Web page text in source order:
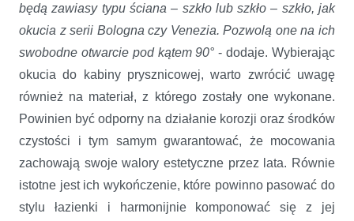
będą zawiasy typu ściana – szkło lub szkło – szkło, jak
okucia z serii Bologna czy Venezia. Pozwolą one na ich
swobodne otwarcie pod kątem 90° - dodaje. Wybierając
okucia do kabiny prysznicowej, warto zwrócić uwagę
również na materiał, z którego zostały one wykonane.
Powinien być odporny na działanie korozji oraz środków
czystości i tym samym gwarantować, że mocowania
zachowają swoje walory estetyczne przez lata. Równie
istotne jest ich wykończenie, które powinno pasować do
stylu łazienki i harmonijnie komponować się z jej